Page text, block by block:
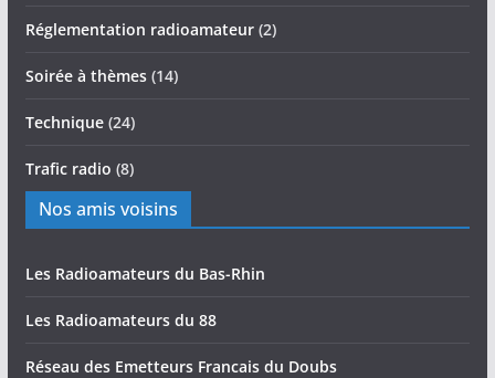
Réglementation radioamateur(2)
Soirée à thèmes(14)
Technique(24)
Trafic radio (8)
Nos amis voisins
Les Radioamateurs du Bas-Rhin
Les Radioamateurs du 88
Réseau des Emetteurs Francais du Doubs